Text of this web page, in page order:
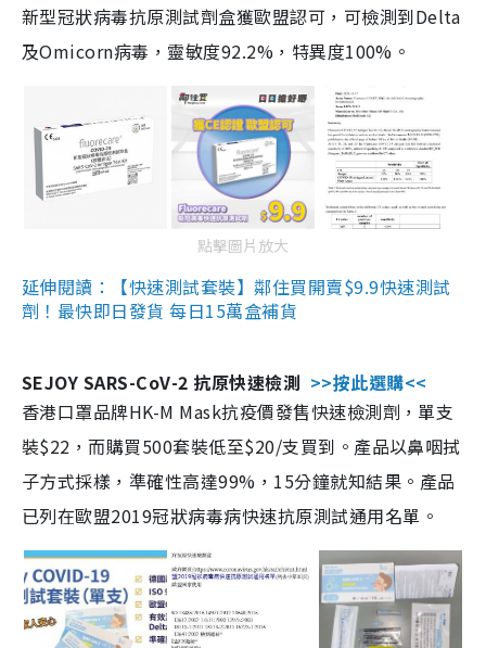
新型冠狀病毒抗原測試劑盒獲歐盟認可，可檢測到Delta
及Omicorn病毒，靈敏度92.2%，特異度100%。
點擊圖片放大
延伸閱讀：【快速測試套裝】鄰住買開賣$9.9快速測試
劑！最快即日發貨 每日15萬盒補貨
SEJOY SARS-CoV-2 抗原快速檢測 >>按此選購<<
香港口罩品牌HK-M Mask抗疫價發售快速檢測劑，單支
裝$22，而購買500套裝低至$20/支買到。產品以鼻咽拭
子方式採樣，準確性高達99%，15分鐘就知結果。產品
已列在歐盟2019冠狀病毒病快速抗原測試通用名單。